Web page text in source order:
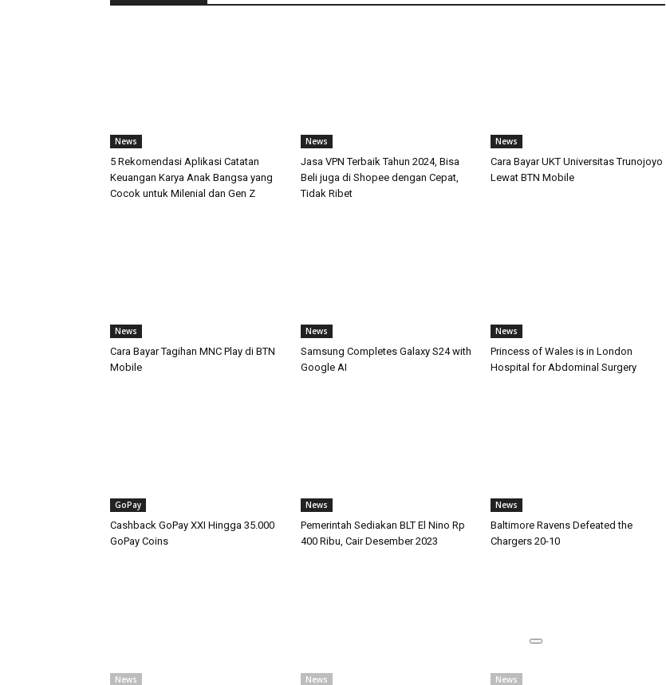
News
5 Rekomendasi Aplikasi Catatan
Keuangan Karya Anak Bangsa yang
Cocok untuk Milenial dan Gen Z
News
Jasa VPN Terbaik Tahun 2024, Bisa
Beli juga di Shopee dengan Cepat,
Tidak Ribet
News
Cara Bayar UKT Universitas Trunojoyo
Lewat BTN Mobile
News
Cara Bayar Tagihan MNC Play di BTN
Mobile
News
Samsung Completes Galaxy S24 with
Google AI
News
Princess of Wales is in London
Hospital for Abdominal Surgery
GoPay
Cashback GoPay XXI Hingga 35.000
GoPay Coins
News
Pemerintah Sediakan BLT El Nino Rp
400 Ribu, Cair Desember 2023
News
Baltimore Ravens Defeated the
Chargers 20-10
News News News